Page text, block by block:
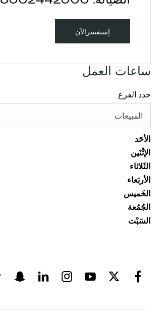
إستفسرالآن
ساعات العمل
حدد الفرع
المبيعات
الأحَد
الإثْنَين
الثَلاثاء
الأربَعاء
الخَميس
الجُمُعة
السَبْت